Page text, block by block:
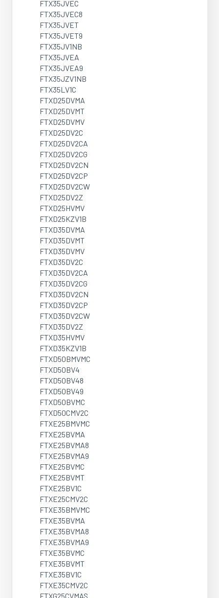
FTX35JVEC
FTX35JVEC8
FTX35JVET
FTX35JVET9
FTX35JV1NB
FTX35JVEA
FTX35JVEA9
FTX35JZV1NB
FTX35LV1C
FTXD25DVMA
FTXD25DVMT
FTXD25DVMV
FTXD25DV2C
FTXD25DV2CA
FTXD25DV2CG
FTXD25DV2CN
FTXD25DV2CP
FTXD25DV2CW
FTXD25DV2Z
FTXD25HVMV
FTXD25KZV1B
FTXD35DVMA
FTXD35DVMT
FTXD35DVMV
FTXD35DV2C
FTXD35DV2CA
FTXD35DV2CG
FTXD35DV2CN
FTXD35DV2CP
FTXD35DV2CW
FTXD35DV2Z
FTXD35HVMV
FTXD35KZV1B
FTXD50BMVMC
FTXD50BV4
FTXD50BV48
FTXD50BV49
FTXD50BVMC
FTXD50CMV2C
FTXE25BMVMC
FTXE25BVMA
FTXE25BVMA8
FTXE25BVMA9
FTXE25BVMC
FTXE25BVMT
FTXE25BV1C
FTXE25CMV2C
FTXE35BMVMC
FTXE35BVMA
FTXE35BVMA8
FTXE35BVMA9
FTXE35BVMC
FTXE35BVMT
FTXE35BV1C
FTXE35CMV2C
FTXG25CVMAS